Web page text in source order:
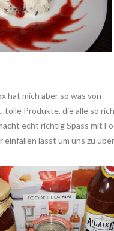
hat mich aber so was von
Produkte, die alle so
echt richtig Spass mit
einfallen lasst um uns zu